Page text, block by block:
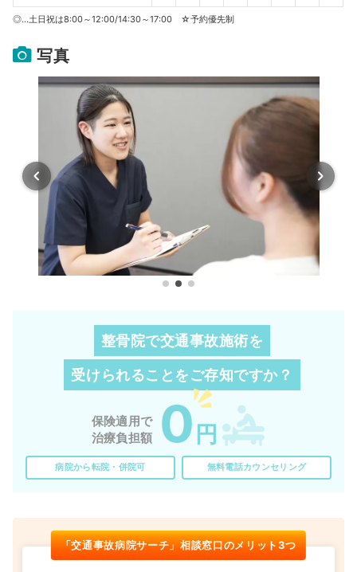
◎…土日祝は8:00～12:00/14:30～17:00 ☆予約優先制
写真
整骨院で交通事故施術を
受けられることをご存知ですか？
保険適用で
治療負担額
0 円
病院から転院・併院可 無料電話カウンセリング
「交通事故病院サーチ」相談窓口のメリット3つ